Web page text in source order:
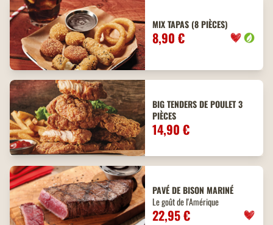
MIX TAPAS (8 PIÈCES)
8,90 €
BIG TENDERS DE POULET 3
PIÈCES
14,90 €
PAVÉ DE BISON MARINÉ
Le goût de l'Amérique
22,95 €